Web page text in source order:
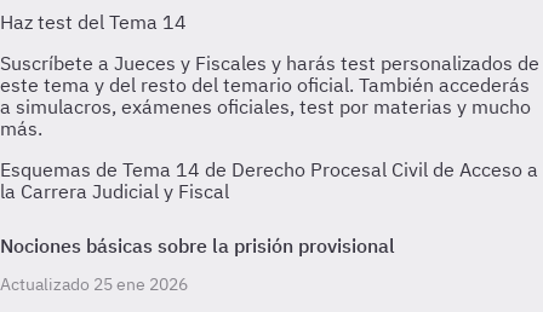
Esquemas de Tema 14 de Derecho Procesal Civil de Acceso a
la Carrera Judicial y Fiscal
Nociones básicas sobre la prisión provisional
Actualizado 25 ene 2026